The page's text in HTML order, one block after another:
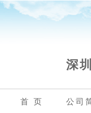
深
首 页 公司